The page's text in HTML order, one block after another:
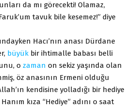
da mı görecekti! Olamaz,
tavuk bile kesemez!” diye
Hacı’nın anası Dürdane
büyük bir ihtimalle babası belli
o zaman on sekiz yaşında olan
öz anasının Ermeni olduğu
kendisine yolladığı bir hediye
kıza “Hediye” adını o saat